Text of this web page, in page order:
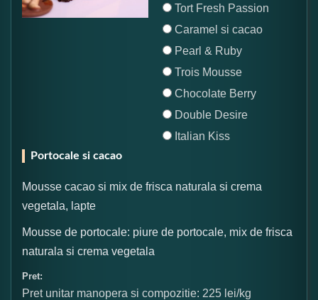
Tort Fresh Passion
Caramel si cacao
Pearl & Ruby
Trois Mousse
Chocolate Berry
Double Desire
Italian Kiss
Portocale si cacao
Mousse cacao si mix de frisca naturala si crema
vegetala, lapte
Mousse de portocale: piure de portocale, mix de frisca
naturala si crema vegetala
Pret:
Pret unitar manopera si compozitie: 225 lei/kg